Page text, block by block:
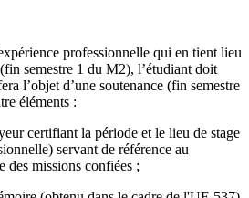
professionnelle qui en tient lieu
semestre 1 du M2), l’étudiant doit
l’objet d’une soutenance (fin semestre
éléments :
certifiant la période et le lieu de stage
servant de référence au
des missions confiées ;